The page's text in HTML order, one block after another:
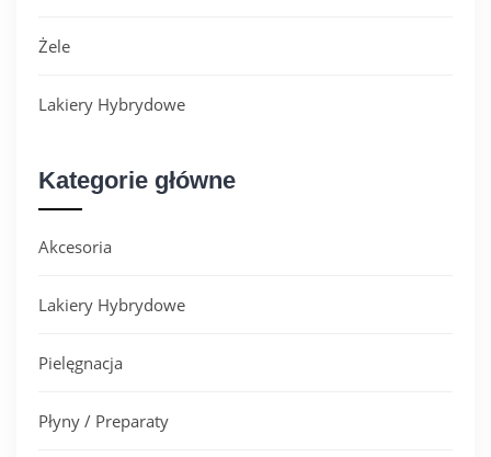
Żele
Lakiery Hybrydowe
Kategorie główne
Akcesoria
Lakiery Hybrydowe
Pielęgnacja
Płyny / Preparaty